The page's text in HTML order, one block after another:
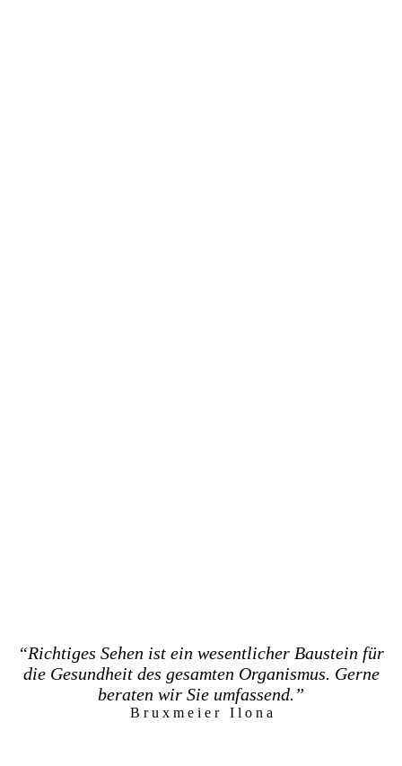
“Richtiges Sehen ist ein wesentlicher Baustein für
die Gesundheit des gesamten Organismus. Gerne
beraten wir Sie umfassend.”
B r u x m e i e r I l o n a